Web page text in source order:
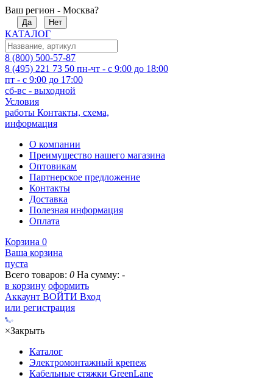
Ваш регион - Москва?
Да Нет
КАТАЛОГ
8 (800) 500-57-87
8 (495) 221 73 50 пн-чт - с 9:00 до 18:00
пт - с 9:00 до 17:00
сб-вс - выходной
Условия
работы Контакты, схема,
информация
О компании
Преимущество нашего магазина
Оптовикам
Партнерское предложение
Контакты
Доставка
Полезная информация
Оплата
Корзина 0
Ваша корзина
пуста
Всего товаров: 0 На сумму: -
в корзину оформить
Аккаунт ВОЙТИ Вход
или регистрация
×Закрыть
Каталог
Электромонтажный крепеж
Кабельные стяжки GreenLane